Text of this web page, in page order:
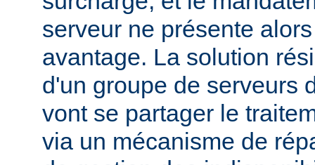
serveur ne présente
avantage. La solution
d'un groupe de serveurs
vont se partager le
via un mécanisme de